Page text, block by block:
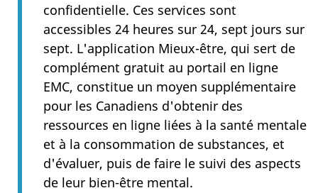
confidentielle. Ces services sont
accessibles 24 heures sur 24, sept jours sur
sept. L'application Mieux-être, qui sert de
complément gratuit au portail en ligne
EMC, constitue un moyen supplémentaire
pour les Canadiens d'obtenir des
ressources en ligne liées à la santé mentale
et à la consommation de substances, et
d'évaluer, puis de faire le suivi des aspects
de leur bien-être mental.